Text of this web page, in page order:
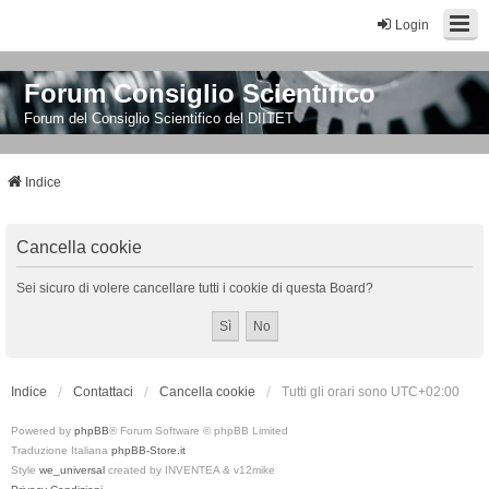
Login
Forum Consiglio Scientifico
Forum del Consiglio Scientifico del DIITET
Indice
Cancella cookie
Sei sicuro di volere cancellare tutti i cookie di questa Board?
Indice Contattaci Cancella cookie Tutti gli orari sono UTC+02:00
Powered by phpBB® Forum Software © phpBB Limited
Traduzione Italiana phpBB-Store.it
Style we_universal created by INVENTEA & v12mike